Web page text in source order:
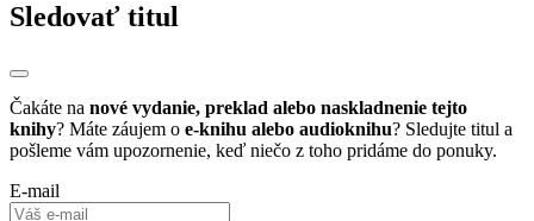
Sledovať titul
Čakáte na nové vydanie, preklad alebo naskladnenie tejto
knihy? Máte záujem o e-knihu alebo audioknihu? Sledujte titul a
pošleme vám upozornenie, keď niečo z toho pridáme do ponuky.
E-mail